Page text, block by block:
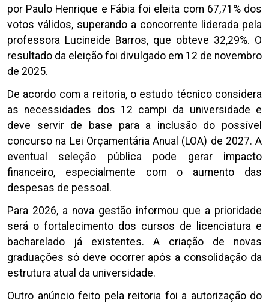
por Paulo Henrique e Fábia foi eleita com 67,71% dos
votos válidos, superando a concorrente liderada pela
professora Lucineide Barros, que obteve 32,29%. O
resultado da eleição foi divulgado em 12 de novembro
de 2025.
De acordo com a reitoria, o estudo técnico considera
as necessidades dos 12 campi da universidade e
deve servir de base para a inclusão do possível
concurso na Lei Orçamentária Anual (LOA) de 2027. A
eventual seleção pública pode gerar impacto
financeiro, especialmente com o aumento das
despesas de pessoal.
Para 2026, a nova gestão informou que a prioridade
será o fortalecimento dos cursos de licenciatura e
bacharelado já existentes. A criação de novas
graduações só deve ocorrer após a consolidação da
estrutura atual da universidade.
Outro anúncio feito pela reitoria foi a autorização do